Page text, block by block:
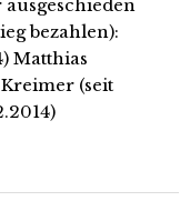
bezahlen):
Matthias
(seit